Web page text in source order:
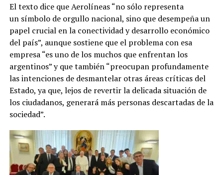
El texto dice que Aerolíneas “no sólo representa
un símbolo de orgullo nacional, sino que desempeña un
papel crucial en la conectividad y desarrollo económico
del país”, aunque sostiene que el problema con esa
empresa “es uno de los muchos que enfrentan los
argentinos” y que también “preocupan profundamente
las intenciones de desmantelar otras áreas críticas del
Estado, ya que, lejos de revertir la delicada situación de
los ciudadanos, generará más personas descartadas de la
sociedad”.